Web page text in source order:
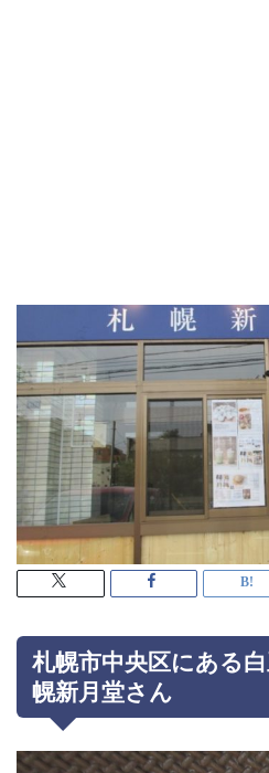
札幌市中央区にある
幌新月堂さん